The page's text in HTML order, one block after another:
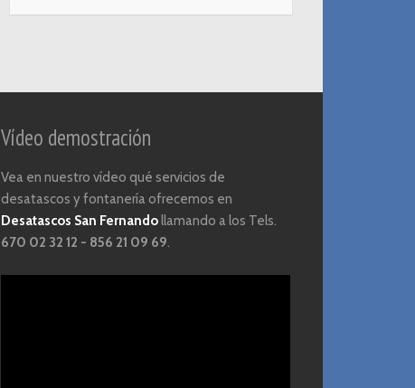
Vídeo demostración
Vea en nuestro vídeo qué servicios de
desatascos y fontanería ofrecemos en
Desatascos San Fernandollamando a los Tels.
670 02 32 12 - 856 21 09 69.